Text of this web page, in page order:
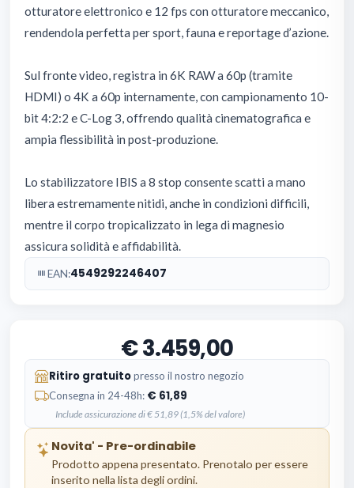
otturatore elettronico e 12 fps con otturatore meccanico,
rendendola perfetta per sport, fauna e reportage d’azione.
Sul fronte video, registra in 6K RAW a 60p (tramite
HDMI) o 4K a 60p internamente, con campionamento 10-
bit 4:2:2 e C-Log 3, offrendo qualità cinematografica e
ampia flessibilità in post-produzione.
Lo stabilizzatore IBIS a 8 stop consente scatti a mano
libera estremamente nitidi, anche in condizioni difficili,
mentre il corpo tropicalizzato in lega di magnesio
assicura solidità e affidabilità.
EAN:4549292246407
3.459,00
Ritiro gratuitopresso il nostro negozio
Consegna in 24-48h: 61,89
Include assicurazione di € 51,89 (1,5% del valore)
Novita' - Pre-ordinabile
Prodotto appena presentato. Prenotalo per essere
inserito nella lista degli ordini.